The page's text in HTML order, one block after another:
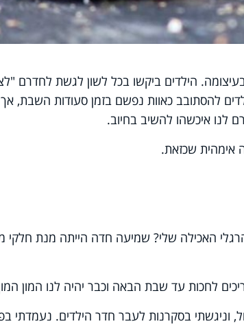
הילדים ביקשו בכל לשון לגשת לחדרם
להסתובב כאוות נפשם בזמן סעודות השבת, אך
לנו איכשהו להשיב בחיוב.
אימהית שכזאת.
האכילה שלי? שמיעה חדה הייתה מנת חלקי
לחכות עד שבת הבאה וכבר יהיה לנו המון
בסקרנות לעבר חדר הילדים. נעמדתי